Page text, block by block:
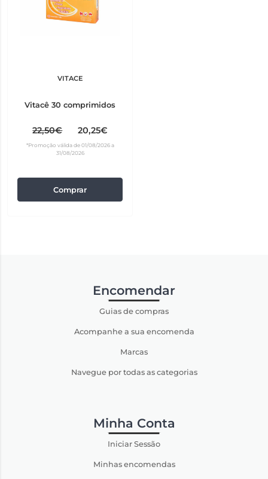
VITACE
Vitacê 30 comprimidos
22,50€ 20,25€
*Promoção válida de 01/08/2026 a
31/08/2026
Comprar
Encomendar
Guias de compras
Acompanhe a sua encomenda
Marcas
Navegue por todas as categorias
Minha Conta
Iniciar Sessão
Minhas encomendas